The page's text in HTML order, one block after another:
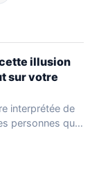
illusion
sur votre
interprétée de
personnes qui